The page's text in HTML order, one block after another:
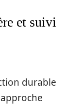
et suivi
durable